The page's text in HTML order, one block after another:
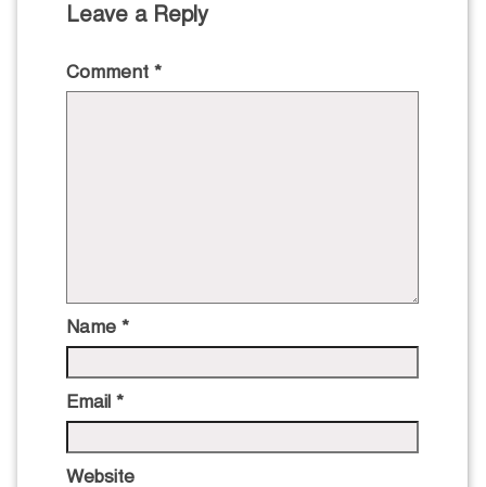
Leave a Reply
Comment *
Name *
Email *
Website